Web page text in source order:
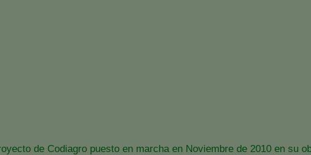
de Codiagro puesto en marcha en Noviembre de 2010 en su